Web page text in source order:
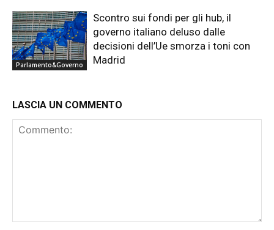
Parlamento&Governo
Scontro sui fondi per gli hub, il
governo italiano deluso dalle
decisioni dell’Ue smorza i toni con
Madrid
LASCIA UN COMMENTO